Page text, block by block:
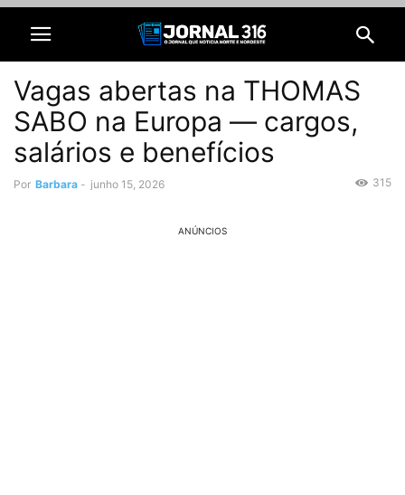
Vagas abertas na THOMAS
SABO na Europa — cargos,
salários e benefícios
Por Barbara - junho 15, 2026 315
ANÚNCIOS